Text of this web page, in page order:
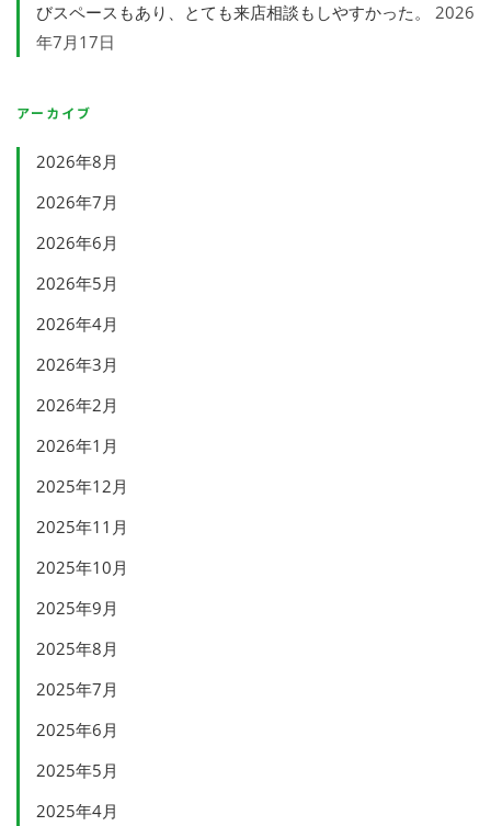
びスペースもあり、とても来店相談もしやすかった。
2026
年7月17日
アーカイブ
2026年8月
2026年7月
2026年6月
2026年5月
2026年4月
2026年3月
2026年2月
2026年1月
2025年12月
2025年11月
2025年10月
2025年9月
2025年8月
2025年7月
2025年6月
2025年5月
2025年4月